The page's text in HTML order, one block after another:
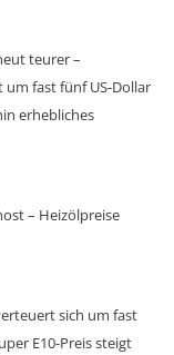
teurer –
fast fünf US-Dollar
erhebliches
– Heizölpreise
sich um fast
E10-Preis steigt